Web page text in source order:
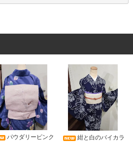
パウダリーピンク
紺と白のバイカラ